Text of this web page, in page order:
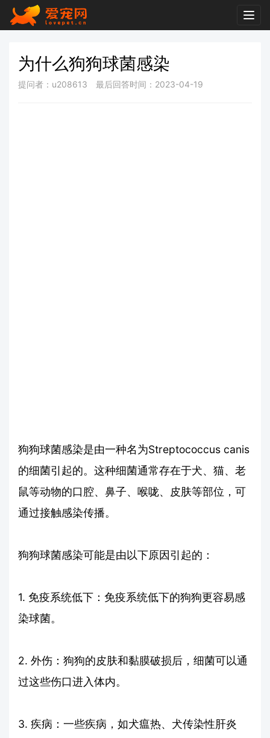
为什么狗狗球菌感染
提问者：u208613 最后回答时间：2023-04-19
狗狗球菌感染是由一种名为Streptococcus canis
的细菌引起的。这种细菌通常存在于犬、猫、老
鼠等动物的口腔、鼻子、喉咙、皮肤等部位，可
通过接触感染传播。
狗狗球菌感染可能是由以下原因引起的：
1. 免疫系统低下：免疫系统低下的狗狗更容易感
染球菌。
2. 外伤：狗狗的皮肤和黏膜破损后，细菌可以通
过这些伤口进入体内。
3. 疾病：一些疾病，如犬瘟热、犬传染性肝炎